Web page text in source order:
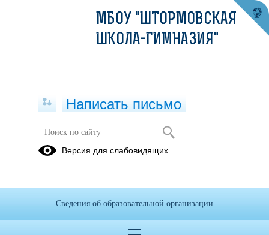
Часто задаваемые вопросы и ответы
В случае возникновения вопросов, связанных в работой центра
"Точка роста" в МБОУ "Штормовская школа-гимназия", вы можете
639-29-24 или адресу электронной почты:
МБОУ "ШТОРМОВСКАЯ
ШКОЛА-ГИМНАЗИЯ"
Написать письмо
Версия для слабовидящих
Сведения об образовательной организации